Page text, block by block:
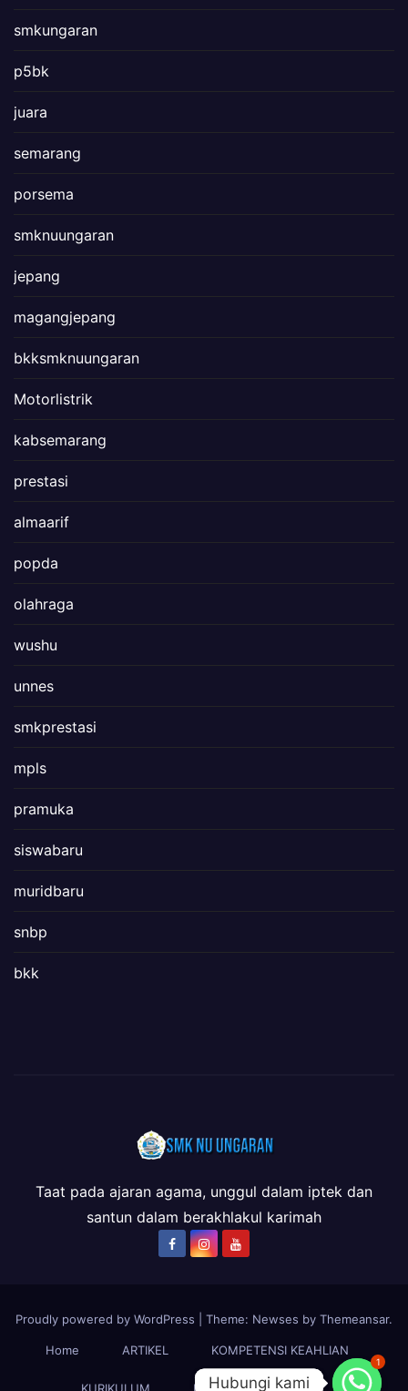
smkungaran
p5bk
juara
semarang
porsema
smknuungaran
jepang
magangjepang
bkksmknuungaran
Motorlistrik
kabsemarang
prestasi
almaarif
popda
olahraga
wushu
unnes
smkprestasi
mpls
pramuka
siswabaru
muridbaru
snbp
bkk
Taat pada ajaran agama, unggul dalam iptek dan
santun dalam berakhlakul karimah
Proudly powered by WordPress Theme: Newses by Themeansar.
Home ARTIKEL KOMPETENSI KEAHLIAN
1
Hubungi kami
Hubungi kami